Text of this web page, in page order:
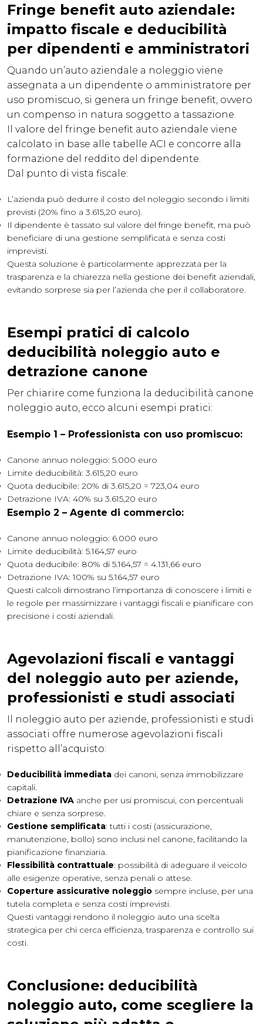
Fringe benefit auto aziendale:
impatto fiscale e deducibilità
per dipendenti e amministratori
Quando un’auto aziendale a noleggio viene
assegnata a un dipendente o amministratore per
uso promiscuo, si genera un fringe benefit, ovvero
un compenso in natura soggetto a tassazione.
Il valore del fringe benefit auto aziendale viene
calcolato in base alle tabelle ACI e concorre alla
formazione del reddito del dipendente.
Dal punto di vista fiscale:
L’azienda può dedurre il costo del noleggio secondo i limiti
previsti (20% fino a 3.615,20 euro).
Il dipendente è tassato sul valore del fringe benefit, ma può
beneficiare di una gestione semplificata e senza costi
imprevisti.
Questa soluzione è particolarmente apprezzata per la
trasparenza e la chiarezza nella gestione dei benefit aziendali,
evitando sorprese sia per l’azienda che per il collaboratore.
Esempi pratici di calcolo
deducibilità noleggio auto e
detrazione canone
Per chiarire come funziona la deducibilità canone
noleggio auto, ecco alcuni esempi pratici:
Esempio 1 – Professionista con uso promiscuo:
Canone annuo noleggio: 5.000 euro
Limite deducibilità: 3.615,20 euro
Quota deducibile: 20% di 3.615,20 = 723,04 euro
Detrazione IVA: 40% su 3.615,20 euro
Esempio 2 – Agente di commercio:
Canone annuo noleggio: 6.000 euro
Limite deducibilità: 5.164,57 euro
Quota deducibile: 80% di 5.164,57 = 4.131,66 euro
Detrazione IVA: 100% su 5.164,57 euro
Questi calcoli dimostrano l’importanza di conoscere i limiti e
le regole per massimizzare i vantaggi fiscali e pianificare con
precisione i costi aziendali.
Agevolazioni fiscali e vantaggi
del noleggio auto per aziende,
professionisti e studi associati
Il noleggio auto per aziende, professionisti e studi
associati offre numerose agevolazioni fiscali
rispetto all’acquisto:
Deducibilità immediata dei canoni, senza immobilizzare
capitali.
Detrazione IVA anche per usi promiscui, con percentuali
chiare e senza sorprese.
Gestione semplificata: tutti i costi (assicurazione,
manutenzione, bollo) sono inclusi nel canone, facilitando la
pianificazione finanziaria.
Flessibilità contrattuale: possibilità di adeguare il veicolo
alle esigenze operative, senza penali o attese.
Coperture assicurative noleggio sempre incluse, per una
tutela completa e senza costi imprevisti.
Questi vantaggi rendono il noleggio auto una scelta
strategica per chi cerca efficienza, trasparenza e controllo sui
costi.
Conclusione: deducibilità
noleggio auto, come scegliere la